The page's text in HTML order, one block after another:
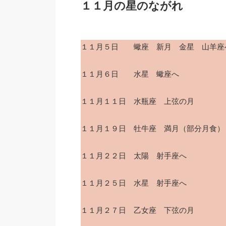
１１月の星のながれ
１１月５日 蠍座 新月 金星 山羊座
１１月６日 水星 蠍座へ
１１月１１日 水瓶座 上弦の月
１１月１９日 牡牛座 満月（部分月食）
１１月２２日 太陽 射手座へ
１１月２５日 水星 射手座へ
１１月２７日 乙女座 下弦の月